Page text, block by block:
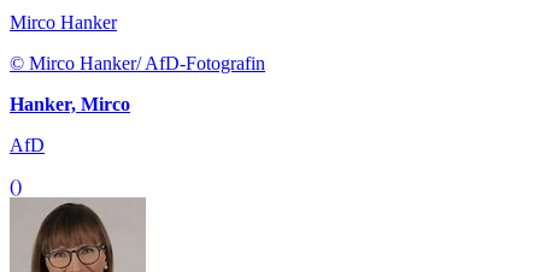
Mirco Hanker
© Mirco Hanker/ AfD-Fotografin
Hanker, Mirco
AfD
()